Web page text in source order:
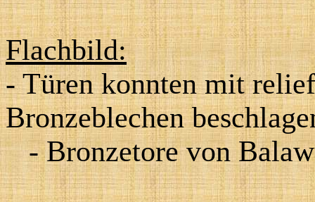
Flachbild:
- Türen konnten mit
Bronzeblechen
- Bronzetore von